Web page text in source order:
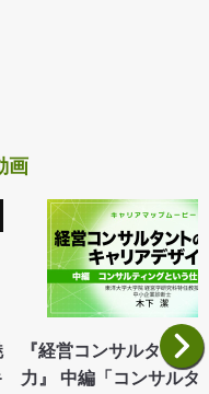
画
『経営コンサルタント
力』 中編「コンサルタ